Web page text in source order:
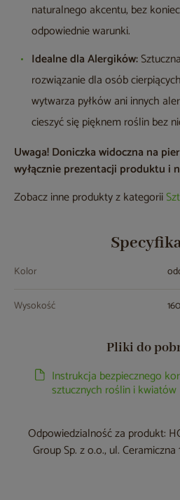
naturalnego akcentu, bez
odpowiednie warunki.
Idealne dla Alergików:
rozwiązanie dla osób
wytwarza pyłków ani innych
cieszyć się pięknem roślin bez
Uwaga! Doniczka widoczna na
wyłącznie prezentacji produktu i
Zobacz inne produkty z kategorii
Kolor
Wysokość
Pliki do
Instrukcja bezpiecznego
sztucznych roślin i kwiatów
Odpowiedzialność za produkt:
Group Sp. z o.o., ul.